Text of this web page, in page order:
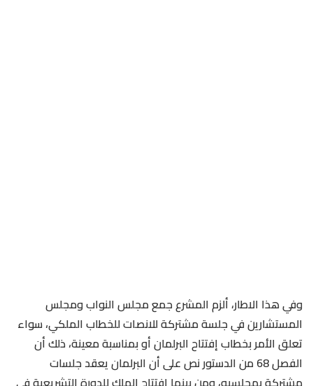
وفي هذا الاطار، ألزم المشرع جمع مجلس النواب ومجلس
المستشارين في جلسة مشتركة للانصات للخطاب الملكي، سواء
تعلق الأمر بخطاب إفتتاح البرلمان أو بمناسبة معينة، ذلك أن
الفصل 68 من الدستور نص على أن البرلمان يعقد جلسات